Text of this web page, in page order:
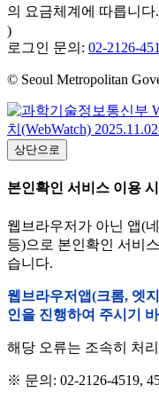
의 요금체계에 따릅니다.
)
로그인 문의: 02-2126-
© Seoul Metropolitan
상단으로
본인확인 서비스 이용
웹브라우저가 아닌 앱(
등)으로 본인확인 서비
습니다.
웹브라우저앱(크롬, 엣
인을 진행하여 주시기
해당 오류는 조속히 처
※ 문의: 02-2126-4519,